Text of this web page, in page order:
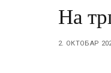
На
2. ОКТОБАР